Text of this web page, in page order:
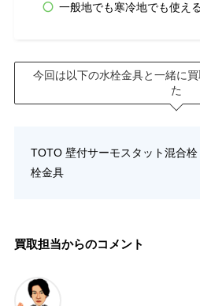
一般地でも寒冷地でも使え
今回は以下の水栓金具と一緒に
た
TOTO 壁付サーモスタット混合
栓金具
買取担当からのコメント